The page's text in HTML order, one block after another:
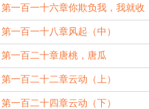
第一百一十六章你欺负我，我就收
拾你儿子（下）
第一百一十八章风起（中）
第一百二十章唐桃，唐瓜
第一百二十二章云动（上）
第一百二十四章云动（下）